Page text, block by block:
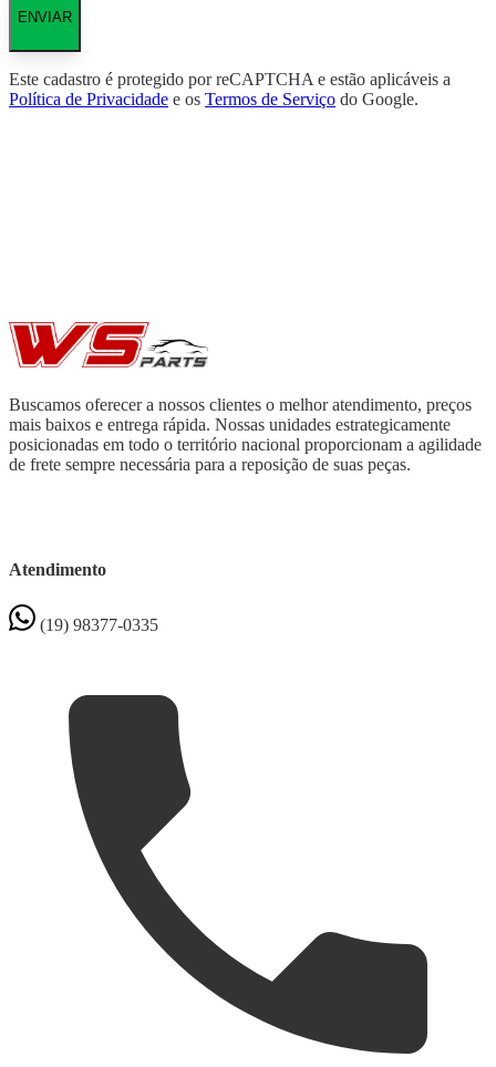
ENVIAR
Este cadastro é protegido por reCAPTCHA e estão aplicáveis a
Política de Privacidade e os Termos de Serviço do Google.
Buscamos oferecer a nossos clientes o melhor atendimento, preços
mais baixos e entrega rápida. Nossas unidades estrategicamente
posicionadas em todo o território nacional proporcionam a agilidade
de frete sempre necessária para a reposição de suas peças.
Atendimento
(19) 98377-0335